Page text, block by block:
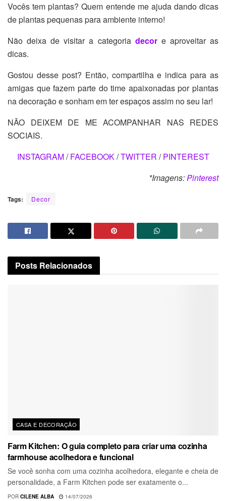
Vocês tem plantas? Quem entende me ajuda dando dicas
de plantas pequenas para ambiente interno!
Não deixa de visitar a categoria decore aproveitar as
dicas.
Gostou desse post? Então, compartilha e indica para as
amigas que fazem parte do time apaixonadas por plantas
na decoração e sonham em ter espaços assim no seu lar!
NÃO DEIXEM DE ME ACOMPANHAR NAS REDES
SOCIAIS.
INSTAGRAM/FACEBOOK/TWITTER /PINTEREST
*Imagens:Pinterest
Tags: Decor
Posts Relacionados
CASA E DECORAÇÃO
Farm Kitchen: O guia completo para criar uma cozinha
farmhouse acolhedora e funcional
Se você sonha com uma cozinha acolhedora, elegante e cheia de
personalidade, a Farm Kitchen pode ser exatamente o...
POR CILENE ALBA 14/07/2026